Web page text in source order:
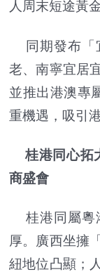
人周末短途黃金
同期發布「
老、南寧宜居
並推出港澳專
重機遇，吸引
桂港同心拓
商盛會
桂港同屬粵
厚。廣西坐擁
紐地位凸顯；